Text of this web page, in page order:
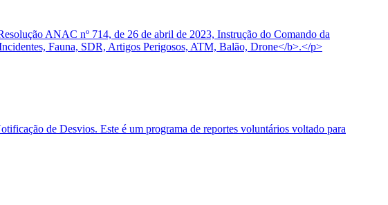
ANAC nº 714, de 26 de abril de 2023, Instrução do Comando da
Fauna, SDR, Artigos Perigosos, ATM, Balão, Drone</b>.</p>
de Desvios. Este é um programa de reportes voluntários voltado para